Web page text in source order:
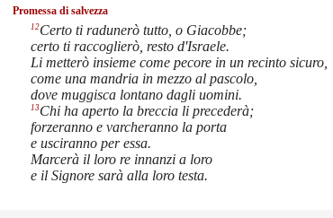
Promessa di salvezza
12Certo ti radunerò tutto, o Giacobbe;
certo ti raccoglierò, resto d'Israele.
Li metterò insieme come pecore in un recinto sicuro,
come una mandria in mezzo al pascolo,
dove muggisca lontano dagli uomini.
13Chi ha aperto la breccia li precederà;
forzeranno e varcheranno la porta
e usciranno per essa.
Marcerà il loro re innanzi a loro
e il Signore sarà alla loro testa.